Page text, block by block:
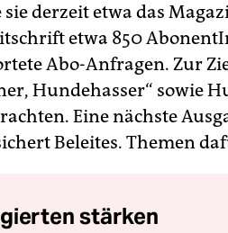
derzeit etwa das
etwa 850
Abo-Anfragen. Zur
Hundehasser“ sowie
Eine nächste
Beleites. Themen
stärken